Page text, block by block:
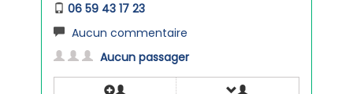
06 59 43 17 23
Aucun commentaire
Aucun passager